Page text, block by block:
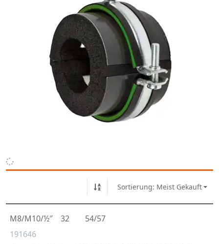
Sortierung: Meist Gekauft
191646
M8/M10/½″ 32 54/57